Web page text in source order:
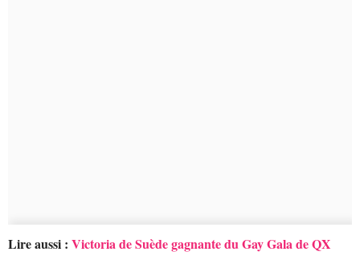
Lire aussi : Victoria de Suède gagnante du Gay Gala de QX